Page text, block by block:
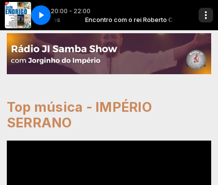
20:00 - 22:00
rei Roberto Carlos Encontro com o rei Roberto Carlos
per te canzone per te
Top música - IMPÉRIO
SERRANO